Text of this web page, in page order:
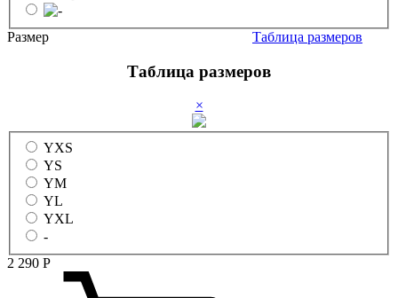
Размер Таблица размеров
Таблица размеров
×
YXS
YS
YM
YL
YXL
-
2 290 Р